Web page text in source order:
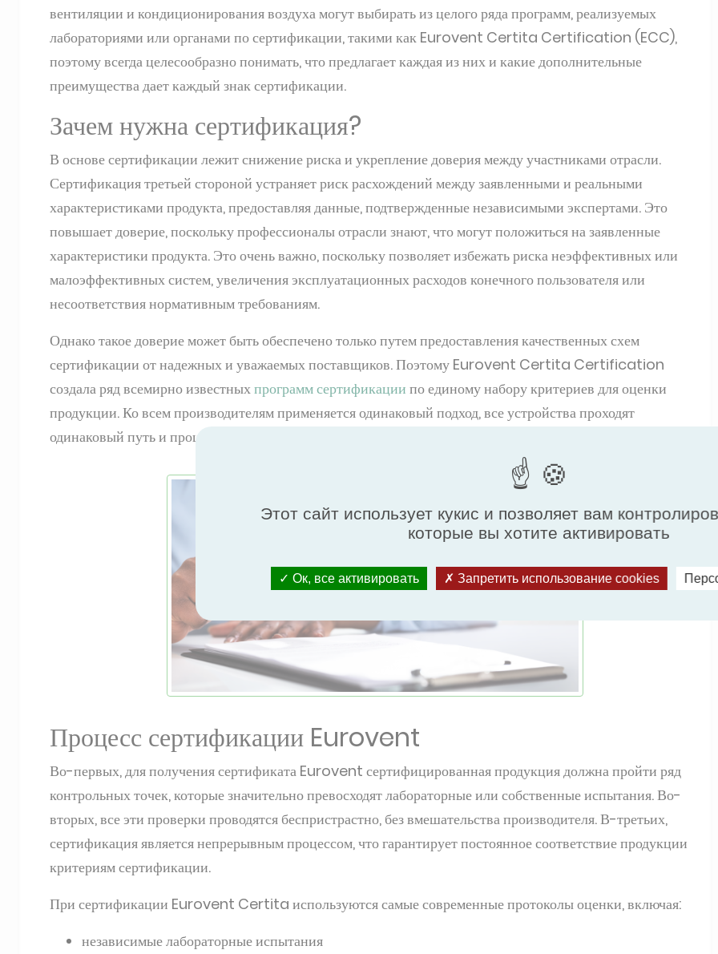
вентиляции и кондиционирования воздуха могут выбирать из целого ряда программ, реализуемых
лабораториями или органами по сертификации, такими как Eurovent Certita Certification (ECC),
поэтому всегда целесообразно понимать, что предлагает каждая из них и какие дополнительные
преимущества дает каждый знак сертификации.
Зачем нужна сертификация?
В основе сертификации лежит снижение риска и укрепление доверия между участниками отрасли.
Сертификация третьей стороной устраняет риск расхождений между заявленными и реальными
характеристиками продукта, предоставляя данные, подтвержденные независимыми экспертами. Это
повышает доверие, поскольку профессионалы отрасли знают, что могут положиться на заявленные
характеристики продукта. Это очень важно, поскольку позволяет избежать риска неэффективных или
малоэффективных систем, увеличения эксплуатационных расходов конечного пользователя или
несоответствия нормативным требованиям.
Однако такое доверие может быть обеспечено только путем предоставления качественных схем
сертификации от надежных и уважаемых поставщиков. Поэтому Eurovent Certita Certification
создала ряд всемирно известныхпрограмм сертификации по единому набору критериев для оценки
продукции. Ко всем производителям применяется одинаковый подход, все устройства проходят
одинаковый путь и процесс сертификации, где бы они ни были произведены.
Процесс сертификации Eurovent
Во-первых, для получения сертификата Eurovent сертифицированная продукция должна пройти ряд
контрольных точек, которые значительно превосходят лабораторные или собственные испытания. Во-
вторых, все эти проверки проводятся беспристрастно, без вмешательства производителя. В-третьих,
сертификация является непрерывным процессом, что гарантирует постоянное соответствие продукции
критериям сертификации.
При сертификации Eurovent Certita используются самые современные протоколы оценки, включая:
независимые лабораторные испытания
Этот сайт использует кукис и позволяет вам
которые вы хотите активировать
Ок, все активировать Запретить использование cookies